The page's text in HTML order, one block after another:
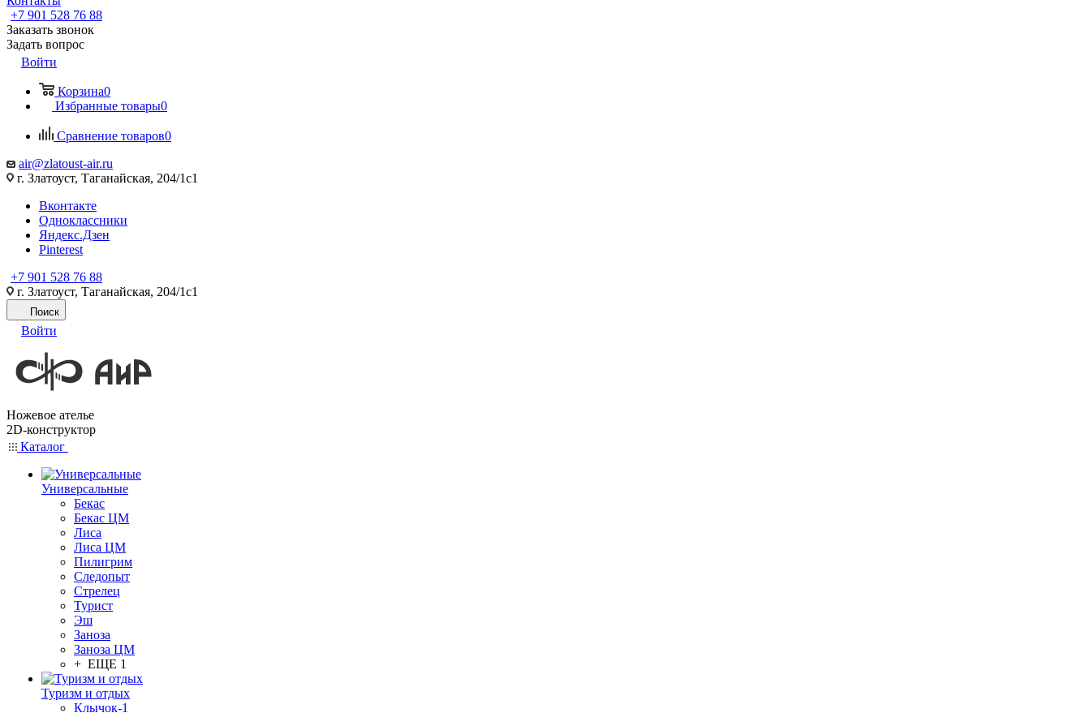
+7 901 528 76 88
Заказать звонок
Задать вопрос
Войти
Корзина0
Избранные товары0
Сравнение товаров0
air@zlatoust-air.ru
г. Златоуст, Таганайская, 204/1с1
Вконтакте
Одноклассники
Яндекс.Дзен
Pinterest
+7 901 528 76 88
г. Златоуст, Таганайская, 204/1с1
Поиск
Войти
Ножевое ателье
2D-конструктор
Каталог
Универсальные
Бекас
Бекас ЦМ
Лиса
Лиса ЦМ
Пилигрим
Следопыт
Стрелец
Турист
Эш
Заноза
Заноза ЦМ
+ ЕЩЕ 1
Туризм и отдых
Клычок-1